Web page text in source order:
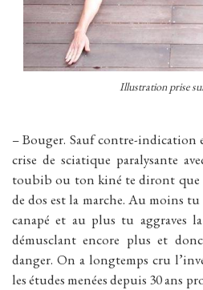
Illustration prise
– Bouger. Sauf contre-indication
crise de sciatique paralysante
toubib ou ton kiné te diront que
de dos est la marche. Au moins
canapé et au plus tu aggraves
démusclant encore plus et
danger. On a longtemps cru
les études menées depuis 30 ans